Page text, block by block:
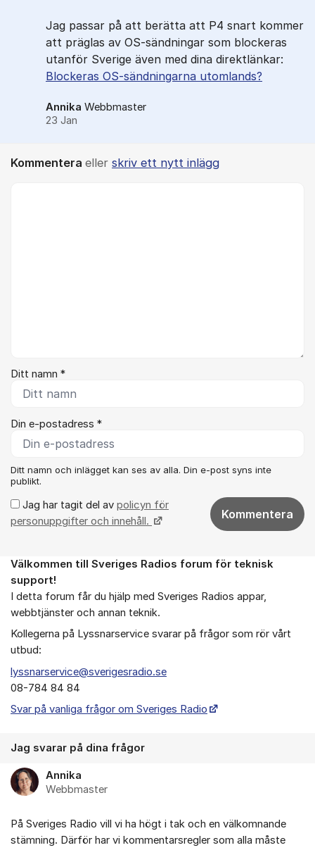
Jag passar på att berätta att P4 snart kommer
att präglas av OS-sändningar som blockeras
utanför Sverige även med dina direktlänkar:
Blockeras OS-sändningarna utomlands?
Annika Webbmaster
23 Jan
Kommentera eller skriv ett nytt inlägg
Ditt namn *
Din e-postadress *
Ditt namn och inlägget kan ses av alla. Din e-post syns inte
publikt.
Jag har tagit del av policyn för
personuppgifter och innehåll.
Kommentera
Om forumet
Välkommen till Sveriges Radios forum för teknisk
support!
I detta forum får du hjälp med Sveriges Radios appar,
webbtjänster och annan teknik.
Kollegerna på Lyssnarservice svarar på frågor som rör vårt
utbud:
lyssnarservice@sverigesradio.se
08-784 84 84
Svar på vanliga frågor om Sveriges Radio
Jag svarar på dina frågor
Annika
Webbmaster
På Sveriges Radio vill vi ha högt i tak och en välkomnande
stämning. Därför har vi kommentarsregler som alla måste